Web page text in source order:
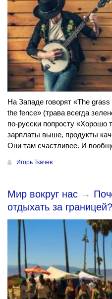
На Западе говорят «The
the fence» (трава всегда
по-русски попросту «Хорошо
зарплаты выше, продукты
Они там счастливее. И
Игорь Ткачев
Мир вокруг нас →
отдыхать за границей?